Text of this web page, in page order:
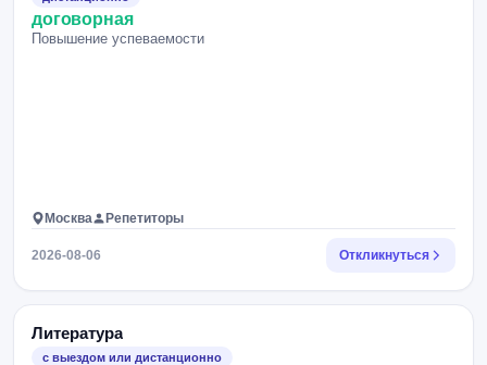
договорная
Повышение успеваемости
Москва Репетиторы
2026-08-06 Откликнуться
Литература
с выездом или дистанционно